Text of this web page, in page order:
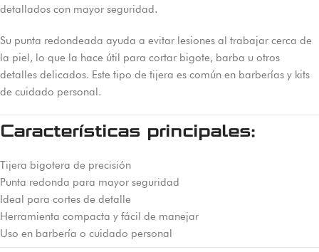
detallados con mayor seguridad.
Su punta redondeada ayuda a evitar lesiones al trabajar cerca de
la piel, lo que la hace útil para cortar bigote, barba u otros
detalles delicados. Este tipo de tijera es común en barberías y kits
de cuidado personal.
Características principales:
Tijera bigotera de precisión
Punta redonda para mayor seguridad
Ideal para cortes de detalle
Herramienta compacta y fácil de manejar
Uso en barbería o cuidado personal